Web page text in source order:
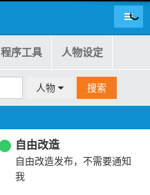
导航
程序工具 人物设定
人物 搜索
自由改造
自由改造发布，不需要通知
我